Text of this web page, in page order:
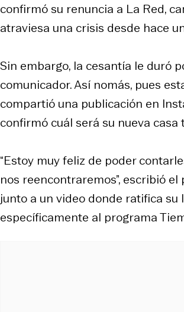
confirmó su renuncia a La Red,
atraviesa una crisis desde hace
Sin embargo, la cesantía le duró
comunicador. Así nomás, pues
compartió una publicación en
confirmó cuál será su nueva casa
“Estoy muy feliz de poder
nos reencontraremos”, escribió
junto a un video donde ratifica su
específicamente al programa